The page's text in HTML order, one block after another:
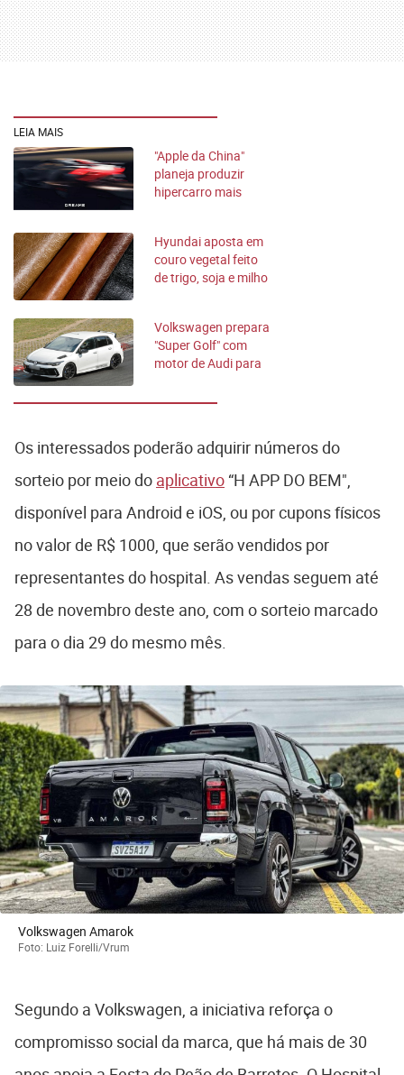
LEIA MAIS
"Apple da China"
planeja produzir
hipercarro mais
Hyundai aposta em
couro vegetal feito
de trigo, soja e milho
Volkswagen prepara
"Super Golf" com
motor de Audi para
Os interessados poderão adquirir números do
sorteio por meio do aplicativo “H APP DO BEM",
disponível para Android e iOS, ou por cupons físicos
no valor de R$ 1000, que serão vendidos por
representantes do hospital. As vendas seguem até
28 de novembro deste ano, com o sorteio marcado
para o dia 29 do mesmo mês.
Volkswagen Amarok
Foto: Luiz Forelli/Vrum
Segundo a Volkswagen, a iniciativa reforça o
compromisso social da marca, que há mais de 30